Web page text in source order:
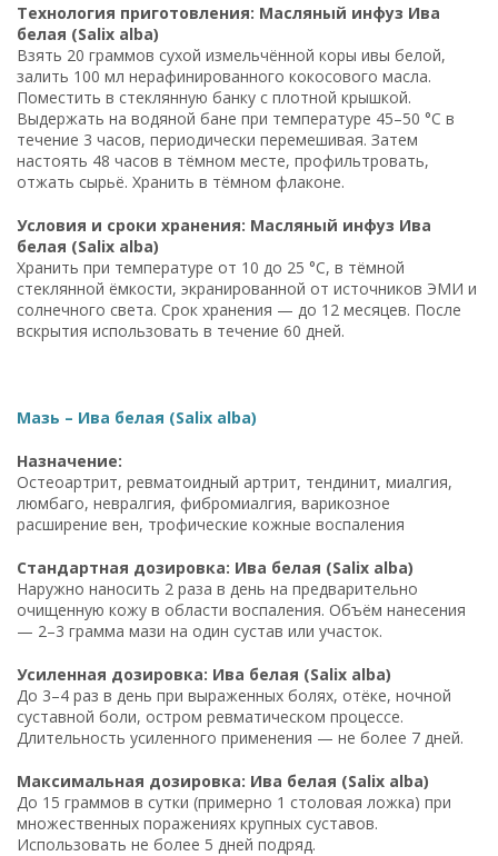
Технология приготовления: Масляный инфуз Ива
белая (Salix alba)
Взять 20 граммов сухой измельчённой коры ивы белой,
залить 100 мл нерафинированного кокосового масла.
Поместить в стеклянную банку с плотной крышкой.
Выдержать на водяной бане при температуре 45–50 °C в
течение 3 часов, периодически перемешивая. Затем
настоять 48 часов в тёмном месте, профильтровать,
отжать сырьё. Хранить в тёмном флаконе.
Условия и сроки хранения: Масляный инфуз Ива
белая (Salix alba)
Хранить при температуре от 10 до 25 °C, в тёмной
стеклянной ёмкости, экранированной от источников ЭМИ и
солнечного света. Срок хранения — до 12 месяцев. После
вскрытия использовать в течение 60 дней.
Мазь – Ива белая (Salix alba)
Назначение:
Остеоартрит, ревматоидный артрит, тендинит, миалгия,
люмбаго, невралгия, фибромиалгия, варикозное
расширение вен, трофические кожные воспаления
Стандартная дозировка: Ива белая (Salix alba)
Наружно наносить 2 раза в день на предварительно
очищенную кожу в области воспаления. Объём нанесения
— 2–3 грамма мази на один сустав или участок.
Усиленная дозировка: Ива белая (Salix alba)
До 3–4 раз в день при выраженных болях, отёке, ночной
суставной боли, остром ревматическом процессе.
Длительность усиленного применения — не более 7 дней.
Максимальная дозировка: Ива белая (Salix alba)
До 15 граммов в сутки (примерно 1 столовая ложка) при
множественных поражениях крупных суставов.
Использовать не более 5 дней подряд.